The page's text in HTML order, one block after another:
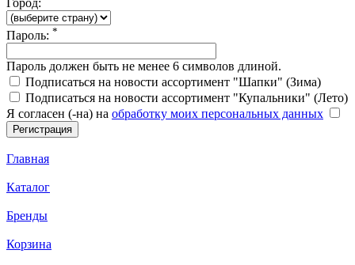
Город:
Пароль: *
Пароль должен быть не менее 6 символов длиной.
Подписаться на новости ассортимент "Шапки" (Зима)
Подписаться на новости ассортимент "Купальники" (Лето)
Я согласен (-на) на обработку моих персональных данных
Главная
Каталог
Бренды
Корзина